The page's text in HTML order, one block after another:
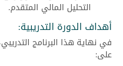
التحليل المالي المتقدم.
أهداف الدورة التدريبية:
في نهاية هذا البرنامج
على: